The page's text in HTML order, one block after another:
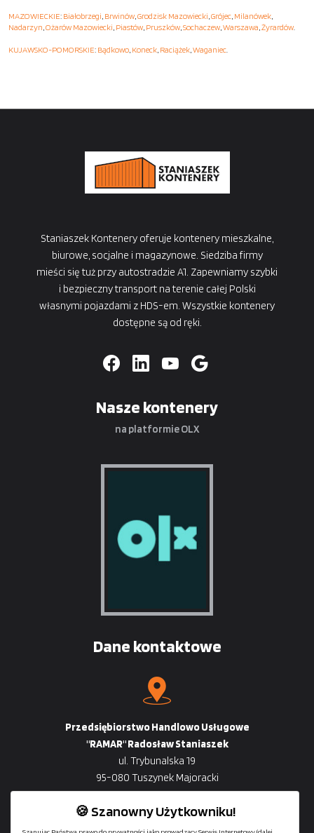
MAZOWIECKIE: Białobrzegi, Brwinów,Grodzisk Mazowiecki,Grójec, Milanówek,
Nadarzyn,Ożarów Mazowiecki, Piastów, Pruszków,Sochaczew,Warszawa,Żyrardów.
KUJAWSKO-POMORSKIE: Bądkowo, Koneck, Raciążek,Waganiec.
Staniaszek Kontenery oferuje kontenery mieszkalne,
biurowe, socjalne i magazynowe. Siedziba firmy
mieści się tuż przy autostradzie A1. Zapewniamy szybki
i bezpieczny transport na terenie całej Polski
własnymi pojazdami z HDS-em. Wszystkie kontenery
dostępne są od ręki.
Nasze kontenery
na platformie OLX
Dane kontaktowe
Przedsiębiorstwo Handlowo Usługowe
"RAMAR" Radosław Staniaszek
ul. Trybunalska 19
95-080 Tuszynek Majoracki
🍪 Szanowny Użytkowniku!